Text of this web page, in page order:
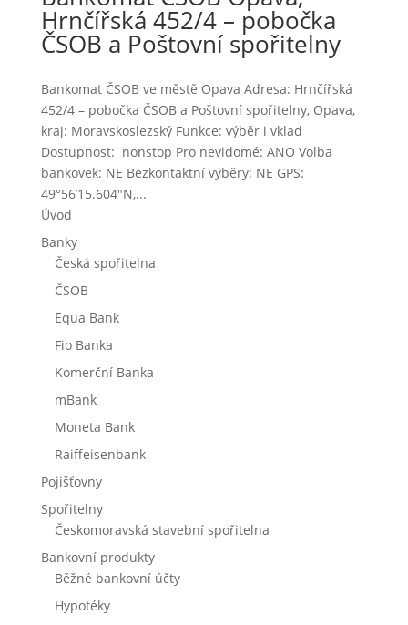
Hrnčířská 452/4 – pobočka
ČSOB a Poštovní spořitelny
Bankomat ČSOB ve městě Opava Adresa: Hrnčířská
452/4 – pobočka ČSOB a Poštovní spořitelny, Opava,
kraj: Moravskoslezský Funkce: výběr i vklad
Dostupnost: nonstop Pro nevidomé: ANO Volba
bankovek: NE Bezkontaktní výběry: NE GPS:
49°56’15.604″N,...
Úvod
Banky
Česká spořitelna
ČSOB
Equa Bank
Fio Banka
Komerční Banka
mBank
Moneta Bank
Raiffeisenbank
Pojišťovny
Spořitelny
Českomoravská stavební spořitelna
Bankovní produkty
Běžné bankovní účty
Hypotéky